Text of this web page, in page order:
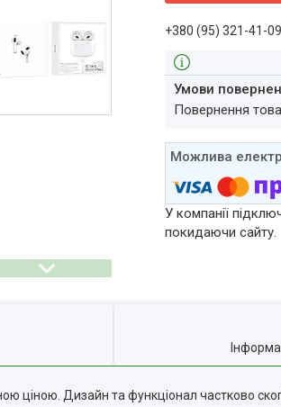
+380 (95) 321-41-09
повернення
У компанії
покидаючи сайту.
ціною. Дизайн та функціонал частково